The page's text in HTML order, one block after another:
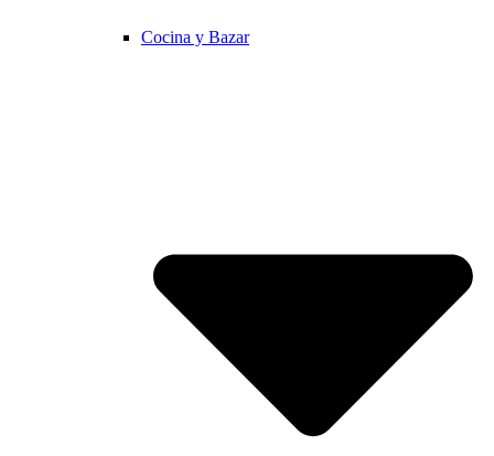
Cocina y Bazar